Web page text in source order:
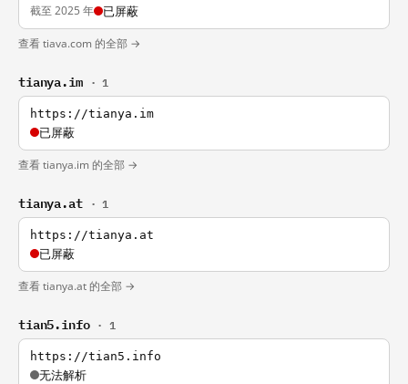
截至 2025 年 已屏蔽
查看 tiava.com 的全部 →
tianya.im · 1
https://tianya.im
已屏蔽
查看 tianya.im 的全部 →
tianya.at · 1
https://tianya.at
已屏蔽
查看 tianya.at 的全部 →
tian5.info · 1
https://tian5.info
无法解析